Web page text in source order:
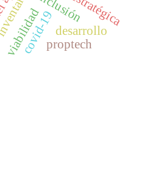
viabilidad
covid-19desarrollo
proptech